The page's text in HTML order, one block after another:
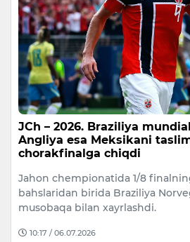
JCh – 2026. Braziliya
Angliya esa Meksikani
chorakfinalga chiqdi
Jahon chempionatida 1/8
bahslaridan birida Braziliya
musobaqa bilan xayrlashdi.
10:17 / 06.07.2026